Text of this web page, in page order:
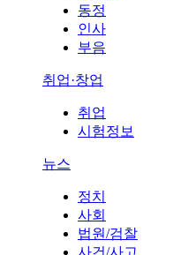
동정
인사
부음
취업·창업
취업
시험정보
뉴스
정치
사회
법원/검찰
사건/사고